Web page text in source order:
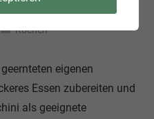
Kochen
eigenen
Essen zubereiten und
als geeignete